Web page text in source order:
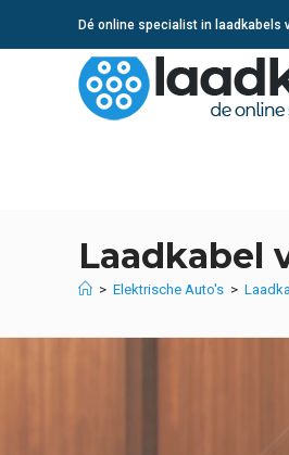
Dé online specialist in laadkabels
Laadkabel
> Elektrische Auto's >